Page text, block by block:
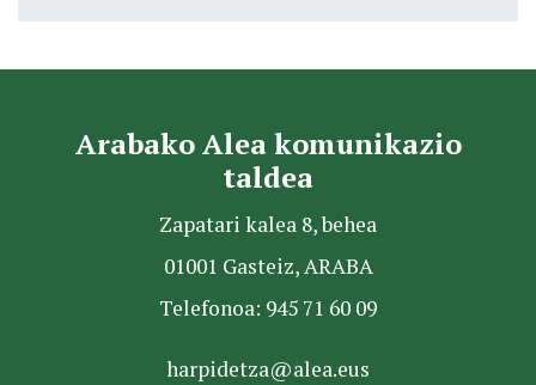
Arabako Alea komunikazio
taldea
Zapatari kalea 8, behea
01001 Gasteiz, ARABA
Telefonoa: 945 71 60 09
harpidetza@alea.eus